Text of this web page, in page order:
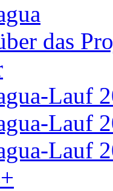
das
Lauf
Lauf
Lauf